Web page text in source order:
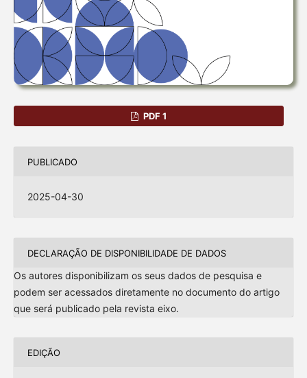
PDF 1
PUBLICADO
2025-04-30
DECLARAÇÃO DE DISPONIBILIDADE DE DADOS
Os autores disponibilizam os seus dados de pesquisa e
podem ser acessados diretamente no documento do artigo
que será publicado pela revista eixo.
EDIÇÃO